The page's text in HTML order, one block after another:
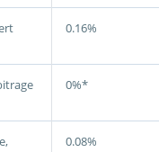
0.16%
0%*
0.08%